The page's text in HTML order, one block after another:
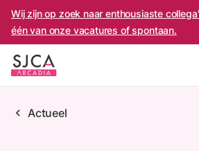
Wij zijn op zoek naar enthousiaste
één van onze vacatures of spontaan.
chevron_left Actueel